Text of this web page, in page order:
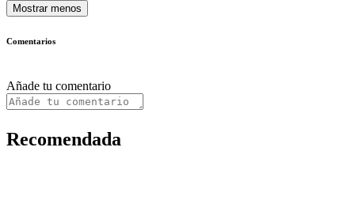
Mostrar menos
Comentarios
Añade tu comentario
Recomendada